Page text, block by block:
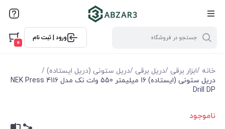
ورود | ثبت نام
0
خانه /ابزار برقی /دریل برقی /دریل ستونی (دریل ایستاده) /
دریل ستونی (ایستاده) 16 میلیمتر 550 وات نک مدل 4116 NEK Press
Drill DP
ناموجود